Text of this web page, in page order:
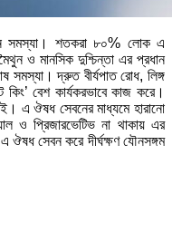
সমস্যা। শতকরা ৮০% লোক এ
ও মানসিক দুশ্চিন্তা এর প্রধান
দ্রুত বীর্যপাত রোধ, লিঙ্গ
বেশ কার্যকরভাবে কাজ করে।
এ ঔষধ সেবনের মাধ্যমে হারানো
ও প্রিজারভেটিভ না থাকায় এর
ঔষধ সেবন করে দীর্ঘক্ষণ যৌনসঙ্গম